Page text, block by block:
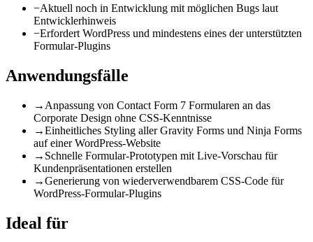
−Aktuell noch in Entwicklung mit möglichen Bugs laut
Entwicklerhinweis
−Erfordert WordPress und mindestens eines der unterstützten
Formular-Plugins
Anwendungsfälle
→ Anpassung von Contact Form 7 Formularen an das
Corporate Design ohne CSS-Kenntnisse
→Einheitliches Styling aller Gravity Forms und Ninja Forms
auf einer WordPress-Website
→ Schnelle Formular-Prototypen mit Live-Vorschau für
Kundenpräsentationen erstellen
→Generierung von wiederverwendbarem CSS-Code für
WordPress-Formular-Plugins
Ideal für